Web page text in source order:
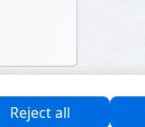
Reject all